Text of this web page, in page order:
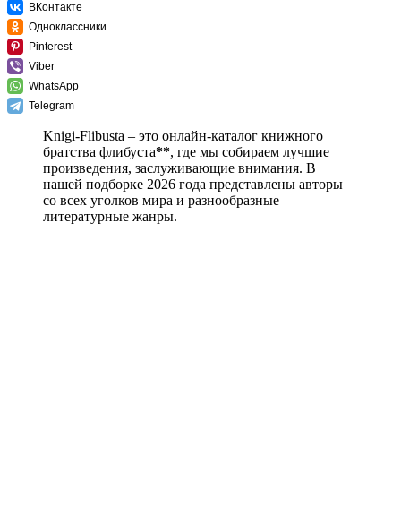
ВКонтакте
Одноклассники
Pinterest
Viber
WhatsApp
Telegram
Knigi-Flibusta – это онлайн-каталог книжного
братства флибуста**, где мы собираем лучшие
произведения, заслуживающие внимания. В
нашей подборке 2026 года представлены авторы
со всех уголков мира и разнообразные
литературные жанры.